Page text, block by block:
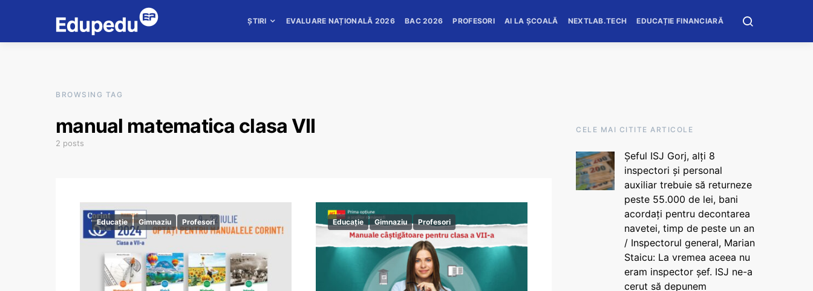
ȘTIRI EVALUARE NAȚIONALĂ 2026 BAC 2026 PROFESORI AI LA ȘCOALĂ NEXTLAB.TECH EDUCAȚIE FINANCIARĂ
BROWSING TAG
manual matematica clasa VII
2 posts
Educație Gimnaziu Profesori Educație Gimnaziu Profesori
CELE MAI CITITE ARTICOLE
Șeful ISJ Gorj, alți 8
inspectori și personal
auxiliar trebuie să returneze
peste 55.000 de lei, bani
acordați pentru decontarea
navetei, timp de peste un an
/ Inspectorul general, Marian
Staicu: La vremea aceea nu
eram inspector șef. ISJ ne-a
cerut să depunem